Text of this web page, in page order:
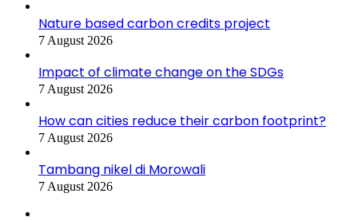
Nature based carbon credits project
7 August 2026
Impact of climate change on the SDGs
7 August 2026
How can cities reduce their carbon footprint?
7 August 2026
Tambang nikel di Morowali
7 August 2026